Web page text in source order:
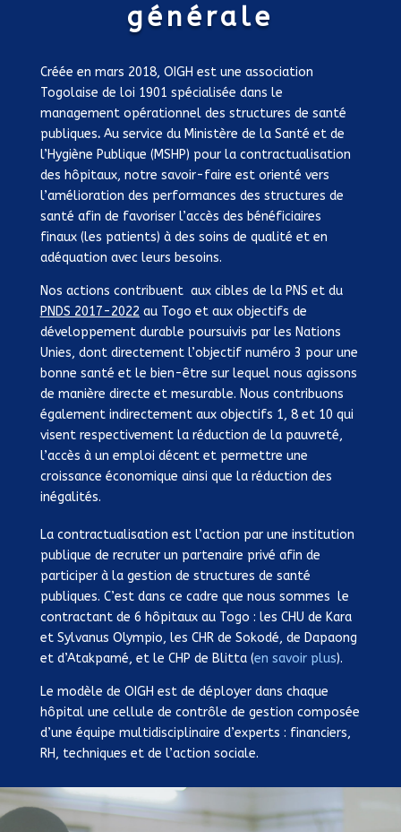
apporter pour renforcer la disponibilité et la qualité
de l’offre de soins, et atteindre les objectifs qu’ils se
partagés avec les partenaires techniques et
financiers qui les appuient dans la mesure de leurs
possibilités et de leurs mandats.
Dans ce contexte d’engagement politique et de
connaissance des dysfonctionnements et des
solutions à apporter, pourquoi l’accès aux soins pour
la plupart des populations des pays du sud reste t’il
globalement déficient ?
L’une des réponses réside dans les faibles
ans, ne parviennent souvent pas à créer les
conditions favorables pour satisfaire la prise en
charge des populations selon les politiques de santé
exprimées.
Bien sûr, les financements sont insuffisants et les
besoins immenses. Les hôpitaux manquent de
moyens techniques et de personnel par ailleurs mal
valorisé, les chaines d’approvisionnement sont
souvent discontinues en produits médicaux,
techniques, les conditions de base telles que l’accès
à l’eau et l’électricité ne sont pas toujours réunies.
Les partenaires internationaux dont dépendent en
partie les systèmes de santé, sont eux-mêmes
soumis à des contraintes budgétaires et aux
nécessités de démontrer la pertinence des actions
financées, et sont souvent réticents à appuyer un
système qui n’inspire pas confiance et dont les
résultats ne sont pas garantis et leur préfèrent des
actions ciblées et mieux contrôlées.
Un changement durable de management des
performances et à gérer de manière efficiente les
ressources humaines financières et techniques dont
générale
Créée en mars 2018, OIGH est une association
Togolaise de loi 1901 spécialisée dans le
management opérationnel des structures de santé
publiques. Au service du Ministère de la Santé et de
l’Hygiène Publique (MSHP) pour la contractualisation
des hôpitaux, notre savoir-faire est orienté vers
l’amélioration des performances des structures de
santé afin de favoriser l’accès des bénéficiaires
finaux (les patients) à des soins de qualité et en
adéquation avec leurs besoins.
Nos actions contribuent aux cibles de la PNS et du
PNDS 2017-2022 au Togo et aux objectifs de
développement durable poursuivis par les Nations
Unies, dont directement l’objectif numéro 3 pour une
bonne santé et le bien-être sur lequel nous agissons
de manière directe et mesurable. Nous contribuons
également indirectement aux objectifs 1, 8 et 10 qui
visent respectivement la réduction de la pauvreté,
l’accès à un emploi décent et permettre une
croissance économique ainsi que la réduction des
inégalités.
La contractualisation est l’action par une institution
publique de recruter un partenaire privé afin de
participer à la gestion de structures de santé
publiques. C’est dans ce cadre que nous sommes le
contractant de 6 hôpitaux au Togo : les CHU de Kara
et Sylvanus Olympio, les CHR de Sokodé, de Dapaong
et d’Atakpamé, et le CHP de Blitta (en savoir plus).
Le modèle de OIGH est de déployer dans chaque
hôpital une cellule de contrôle de gestion composée
d’une équipe multidisciplinaire d’experts : financiers,
RH, techniques et de l’action sociale.